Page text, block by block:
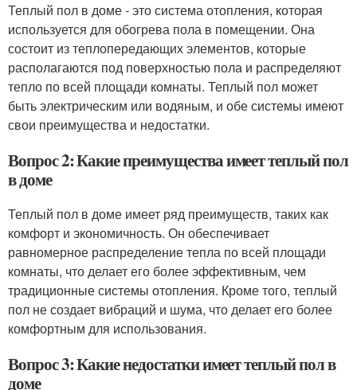
Теплый пол в доме - это система отопления, которая
используется для обогрева пола в помещении. Она
состоит из теплопередающих элементов, которые
располагаются под поверхностью пола и распределяют
тепло по всей площади комнаты. Теплый пол может
быть электрическим или водяным, и обе системы имеют
свои преимущества и недостатки.
Вопрос 2: Какие преимущества имеет теплый пол
в доме
Теплый пол в доме имеет ряд преимуществ, таких как
комфорт и экономичность. Он обеспечивает
равномерное распределение тепла по всей площади
комнаты, что делает его более эффективным, чем
традиционные системы отопления. Кроме того, теплый
пол не создает вибраций и шума, что делает его более
комфортным для использования.
Вопрос 3: Какие недостатки имеет теплый пол в
доме